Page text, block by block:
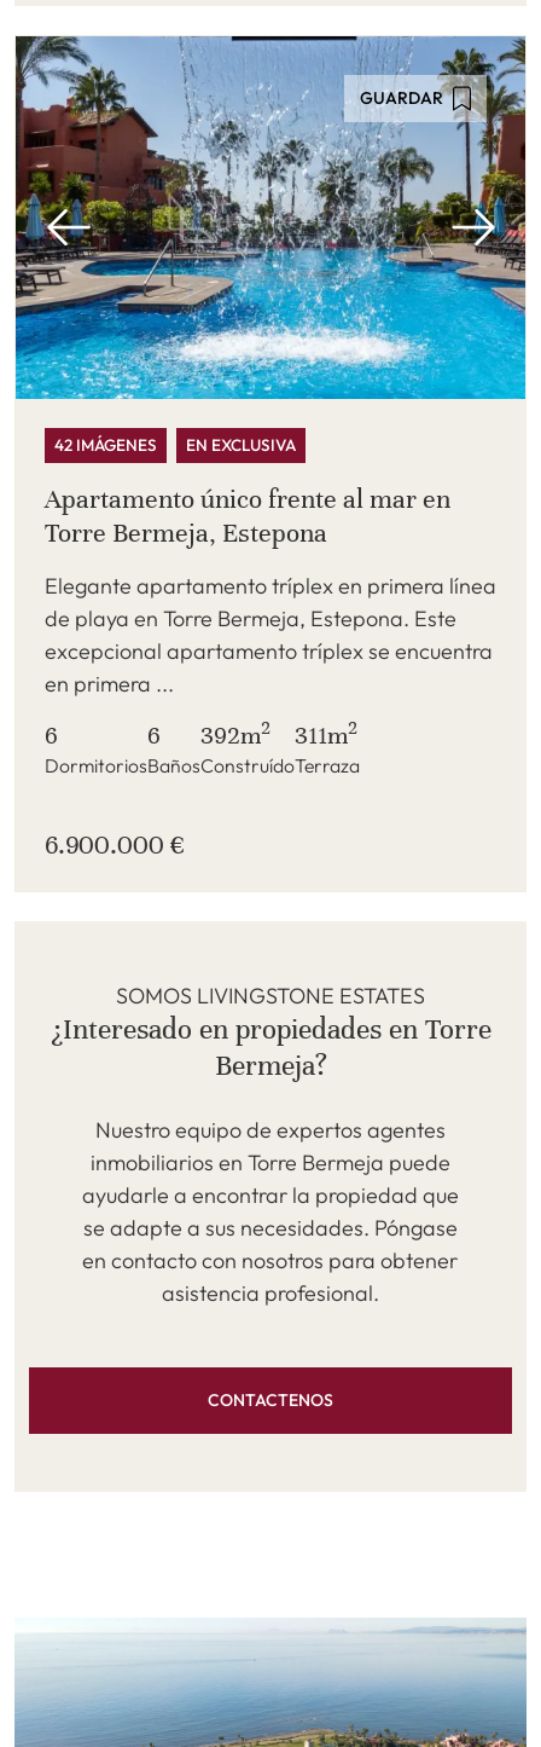
GUARDAR
42 IMÁGENES EN EXCLUSIVA
Apartamento único frente al mar en
Torre Bermeja, Estepona
Elegante apartamento tríplex en primera línea
de playa en Torre Bermeja, Estepona. Este
excepcional apartamento tríplex se encuentra
en primera ...
6
Dormitorios
6
Baños
392m2
Construído
311m2
Terraza
6.900.000 €
SOMOS LIVINGSTONE ESTATES
¿Interesado en propiedades en Torre
Bermeja?
Nuestro equipo de expertos agentes
inmobiliarios en Torre Bermeja puede
ayudarle a encontrar la propiedad que
se adapte a sus necesidades. Póngase
en contacto con nosotros para obtener
asistencia profesional.
CONTACTENOS